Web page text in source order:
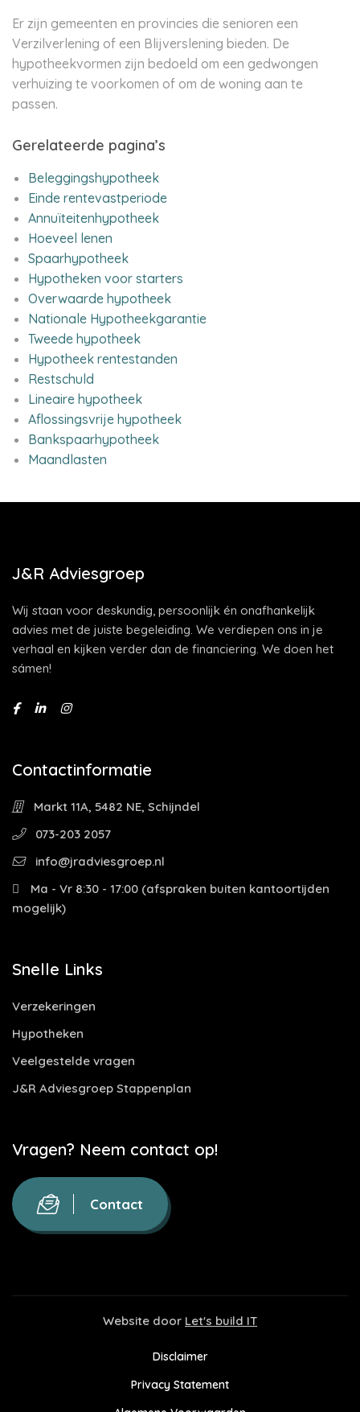
Er zijn gemeenten en provincies die senioren een
Verzilverlening of een Blijverslening bieden. De
hypotheekvormen zijn bedoeld om een gedwongen
verhuizing te voorkomen of om de woning aan te
passen.
Gerelateerde pagina’s
Beleggingshypotheek
Einde rentevastperiode
Annuïteitenhypotheek
Hoeveel lenen
Spaarhypotheek
Hypotheken voor starters
Overwaarde hypotheek
Nationale Hypotheekgarantie
Tweede hypotheek
Hypotheek rentestanden
Restschuld
Lineaire hypotheek
Aflossingsvrije hypotheek
Bankspaarhypotheek
Maandlasten
J&R Adviesgroep
Wij staan voor deskundig, persoonlijk én onafhankelijk
advies met de juiste begeleiding. We verdiepen ons in je
verhaal en kijken verder dan de financiering. We doen het
sámen!
Contactinformatie
Markt 11A, 5482 NE, Schijndel
073-203 2057
info@jradviesgroep.nl
Ma - Vr 8:30 - 17:00 (afspraken buiten kantoortijden
mogelijk)
Snelle Links
Verzekeringen
Hypotheken
Veelgestelde vragen
J&R Adviesgroep Stappenplan
Vragen? Neem contact op!
Contact
Website door Let's build IT
Disclaimer
Privacy Statement